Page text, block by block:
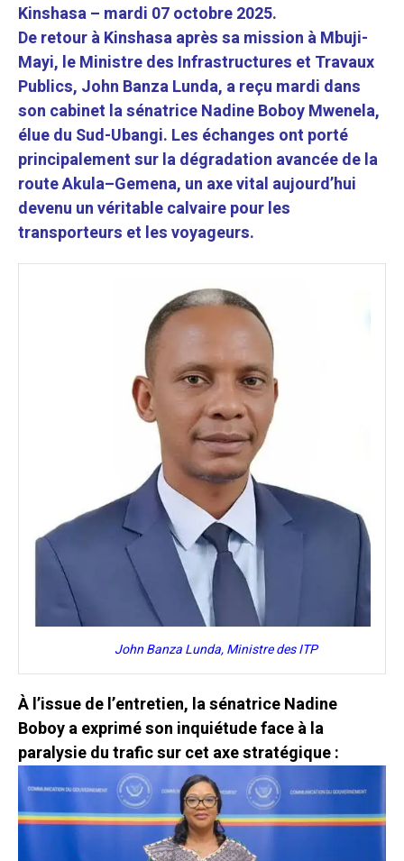
Kinshasa – mardi 07 octobre 2025.
De retour à Kinshasa après sa mission à Mbuji-
Mayi, le Ministre des Infrastructures et Travaux
Publics, John Banza Lunda, a reçu mardi dans
son cabinet la sénatrice Nadine Boboy Mwenela,
élue du Sud-Ubangi. Les échanges ont porté
principalement sur la dégradation avancée de la
route Akula–Gemena, un axe vital aujourd’hui
devenu un véritable calvaire pour les
transporteurs et les voyageurs.
John Banza Lunda, Ministre des ITP
À l’issue de l’entretien, la sénatrice Nadine
Boboy a exprimé son inquiétude face à la
paralysie du trafic sur cet axe stratégique :